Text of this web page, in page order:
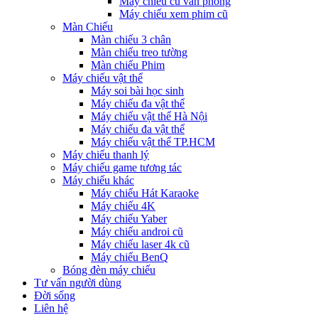
Máy chiếu xem phim cũ
Màn Chiếu
Màn chiếu 3 chân
Màn chiếu treo tường
Màn chiếu Phim
Máy chiếu vật thể
Máy soi bài học sinh
Máy chiếu đa vật thể
Máy chiếu vật thể Hà Nội
Máy chiếu đa vật thể
Máy chiếu vật thể TP.HCM
Máy chiếu thanh lý
Máy chiếu game tương tác
Máy chiếu khác
Máy chiếu Hát Karaoke
Máy chiếu 4K
Máy chiếu Yaber
Máy chiếu androi cũ
Máy chiếu laser 4k cũ
Máy chiếu BenQ
Bóng đèn máy chiếu
Tư vấn người dùng
Đời sống
Liên hệ